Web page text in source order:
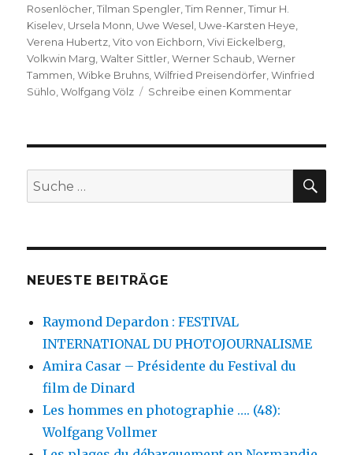
Rosenlöcher,Tilman Spengler,Tim Renner,Timur H.
Kiselev, Ursela Monn, Uwe Wesel, Uwe-Karsten Heye,
Verena Hubertz,Vito von Eichborn,Vivi Eickelberg,
Volkwin Marg,Walter Sittler,Werner Schaub,Werner
Tammen,Wibke Bruhns,Wilfried Preisendörfer,Winfried
Sühlo,Wolfgang Völz Schreibe einen Kommentarzu
für
mehr
Demokratie
Suche
nach:
NEUESTE BEITRÄGE
Raymond Depardon : FESTIVAL
INTERNATIONAL DU PHOTOJOURNALISME
Amira Casar – Présidente du Festival du
film de Dinard
Les hommes en photographie …. (48):
Wolfgang Vollmer